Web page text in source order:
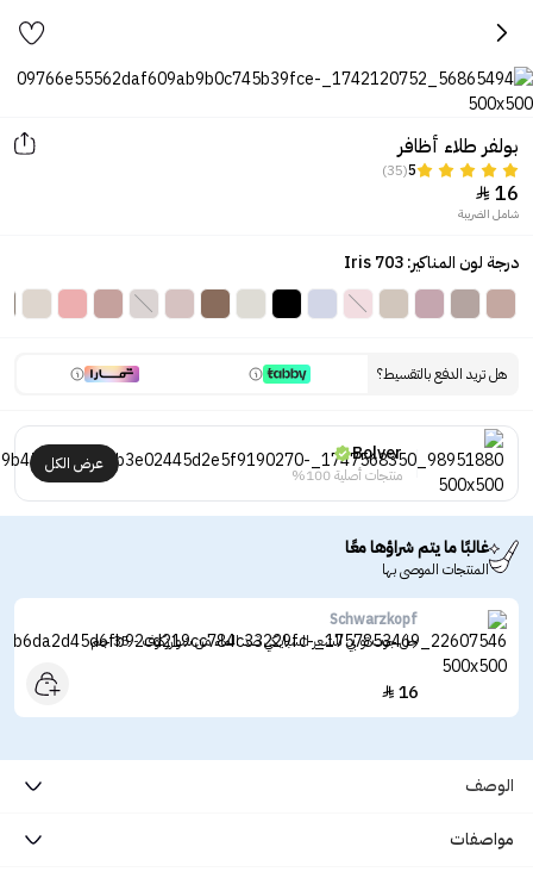
بولفر طلاء أظافر
5
(35)
16

شامل الضريبة
درجة لون المناكير: Iris 703
هل تريد الدفع بالتقسيط؟
Bolver
منتجات أصلية 100%
عرض الكل
غالبًا ما يتم شراؤها معًا
المنتجات الموصى بها
Schwarzkopf
جل جوت تو بي للشعر السبايكي ضد الماء من شوارزكوف - 35 جم
16

الوصف
مواصفات